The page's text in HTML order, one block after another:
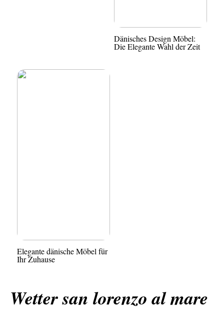
Dänisches Design Möbel:
Die Elegante Wahl der Zeit
Elegante dänische Möbel für
Ihr Zuhause
Wetter san lorenzo al mare